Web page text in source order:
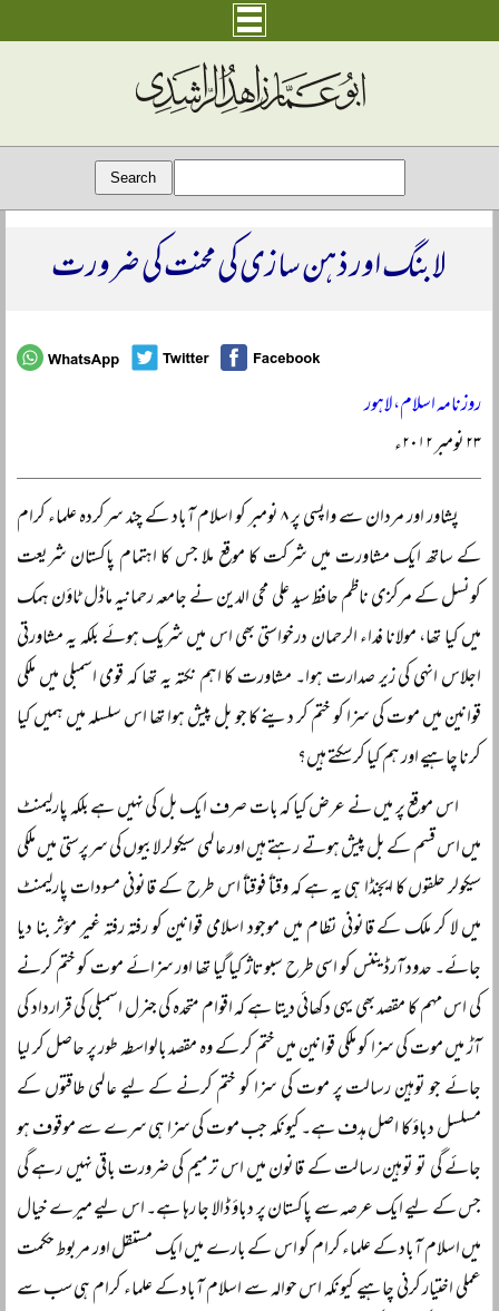
لابنگ اور ذہن سازی کی محنت کی ضرورت
روزنامہ اسلام، لاہور
۲۳ نومبر ۲۰۱۲ء
پشاور اور مردان سے واپسی پر ۸ نومبر کو اسلام آباد کے چند سرکردہ علماء کرام
کے ساتھ ایک مشاورت میں شرکت کا موقع ملا جس کا اہتمام پاکستان شریعت
کونسل کے مرکزی ناظم حافظ سید علی محی الدین نے جامعہ رحمانیہ ماڈل ٹاؤن ہمک
میں کیا تھا، مولانا فداء الرحمان درخواستی بھی اس میں شریک ہوئے بلکہ یہ مشاورتی
اجلاس انہی کی زیر صدارت ہوا۔ مشاورت کا اہم نکتہ یہ تھا کہ قومی اسمبلی میں ملکی
قوانین میں موت کی سزا کو ختم کر دینے کا جو بل پیش ہوا تھا اس سلسلہ میں ہمیں کیا
کرنا چاہیے اور ہم کیا کر سکتے ہیں؟
اس موقع پر میں نے عرض کیا کہ بات صرف ایک بل کی نہیں ہے بلکہ پارلیمنٹ
میں اس قسم کے بل پیش ہوتے رہتے ہیں اور عالمی سیکولر لابیوں کی سرپرستی میں ملکی
سیکولر حلقوں کا ایجنڈا ہی یہ ہے کہ وقتاً فوقتاً اس طرح کے قانونی مسودات پارلیمنٹ
میں لا کر ملک کے قانونی نظام میں موجود اسلامی قوانین کو رفتہ رفتہ غیر مؤثر بنا دیا
جائے۔ حدود آرڈیننس کو اسی طرح سبوتاژ کیا گیا تھا اور سزائے موت کو ختم کرنے
کی اس مہم کا مقصد بھی یہی دکھائی دیتا ہے کہ اقوام متحدہ کی جنرل اسمبلی کی قرارداد کی
آڑ میں موت کی سزا کو ملکی قوانین میں ختم کر کے وہ مقصد بالواسطہ طور پر حاصل کر لیا
جائے جو توہین رسالت پر موت کی سزا کو ختم کرنے کے لیے عالمی طاقتوں کے
مسلسل دباؤ کا اصل ہدف ہے۔ کیونکہ جب موت کی سزا ہی سرے سے موقوف ہو
جائے گی تو توہین رسالت کے قانون میں اس ترمیم کی ضرورت باقی نہیں رہے گی
جس کے لیے ایک عرصہ سے پاکستان پر دباؤ ڈالا جا رہا ہے۔ اس لیے میرے خیال
میں اسلام آباد کے علماء کرام کو اس کے بارے میں ایک مستقل اور مربوط حکمت
عملی اختیار کرنی چاہیے کیونکہ اس حوالہ سے اسلام آباد کے علماء کرام ہی سب سے